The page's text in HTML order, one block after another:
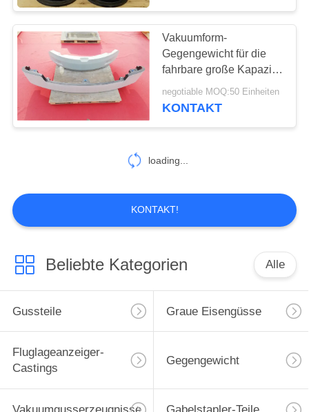
Vakuumform-
Gegengewicht für die
fahrbare große Kapazität
des Bagger-Graueisen-
GG25
negotiable MOQ:50 Einheiten
KONTAKT
loading...
KONTAKT!
Beliebte Kategorien Alle
Gussteile Graue Eisengüsse
Fluglageanzeiger-
Castings
Gegengewicht